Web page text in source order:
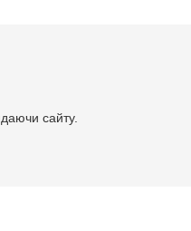
сайту.